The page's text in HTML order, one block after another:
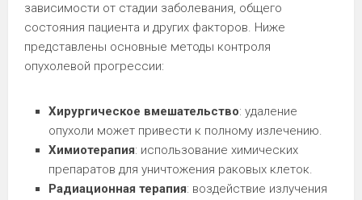
зависимости от стадии заболевания, общего
состояния пациента и других факторов. Ниже
представлены основные методы контроля
опухолевой прогрессии:
Хирургическое вмешательство: удаление
опухоли может привести к полному излечению.
Химиотерапия: использование химических
препаратов для уничтожения раковых клеток.
Радиационная терапия: воздействие излучения